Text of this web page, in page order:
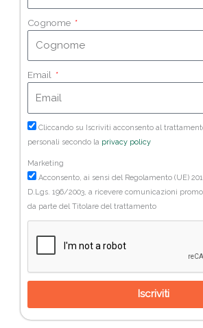
Cognome
Email
Cliccando su Iscriviti acconsento al
personali secondo la privacy policy
Marketing
Acconsento, ai sensi del Regolamento (UE)
D.Lgs. 196/2003, a ricevere comunicazioni
da parte del Titolare del trattamento
Iscriviti